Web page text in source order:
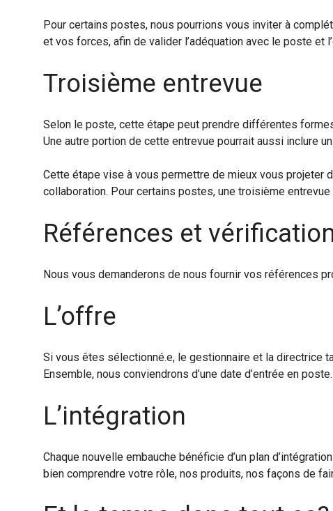
Pour certains postes, nous pourrions vous inviter à
et vos forces, afin de valider l’adéquation avec le poste et
Troisième entrevue
Selon le poste, cette étape peut prendre différentes
Une autre portion de cette entrevue pourrait aussi inclure
Cette étape vise à vous permettre de mieux vous projeter
collaboration. Pour certains postes, une troisième entrevue
Références et
Nous vous demanderons de nous fournir vos références
L’offre
Si vous êtes sélectionné.e, le gestionnaire et la directrice
Ensemble, nous conviendrons d’une date d’entrée en poste.
L’intégration
Chaque nouvelle embauche bénéficie d’un plan
bien comprendre votre rôle, nos produits, nos façons de